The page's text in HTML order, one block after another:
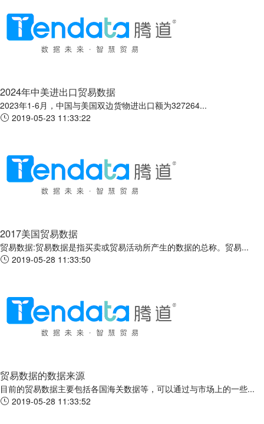
2024年中美进出口贸易数据
2023年1-6月，中国与美国双边货物进出口额为327264...
2019-05-23 11:33:22
2017美国贸易数据
贸易数据:贸易数据是指买卖或贸易活动所产生的数据的总称。贸易...
2019-05-28 11:33:50
贸易数据的数据来源
目前的贸易数据主要包括各国海关数据等，可以通过与市场上的一些...
2019-05-28 11:33:52